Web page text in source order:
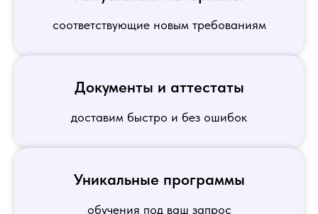
соответствующие новым требованиям
Документы и аттестаты
доставим быстро и без ошибок
Уникальные программы
обучения под ваш запрос